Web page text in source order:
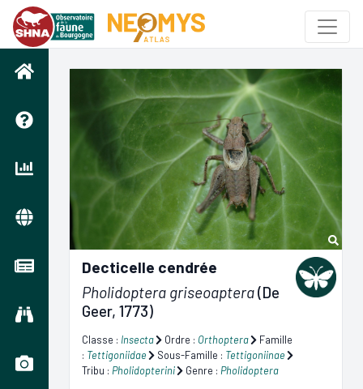
Decticelle cendrée
Pholidoptera griseoaptera(De
Geer, 1773)
Classe : Insecta Ordre : Orthoptera
Famille
: Tettigoniidae Sous-Famille : Tettigoniinae
Tribu : Pholidopterini Genre : Pholidoptera